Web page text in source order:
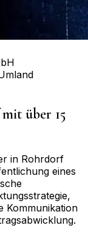
über 15
in Rohrdorf
eines
Kommunikation